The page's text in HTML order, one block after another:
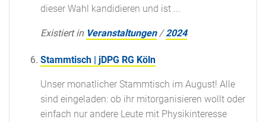
dieser Wahl kandidieren und ist ...
Existiert in Veranstaltungen /2024
Stammtisch | jDPG RG Köln
Unser monatlicher Stammtisch im August! Alle
sind eingeladen: ob ihr mitorganisieren wollt oder
einfach nur andere Leute mit Physikinteresse